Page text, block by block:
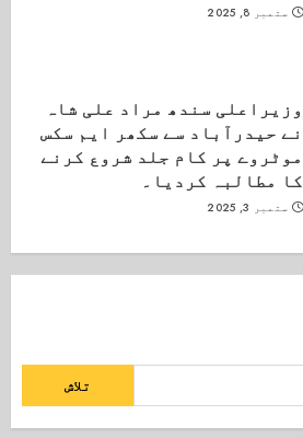
ستمبر 8, 2025
وزیراعلی سندھ مراد علی شاہ
نے حیدرآباد سے سکھر ایم سکس
موٹروے پر کام جلد شروع کرنے
کا مطالبہ کردیا۔
ستمبر 3, 2025
تلاش